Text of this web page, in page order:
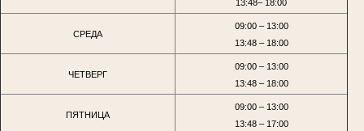
13:48– 18:00
СРЕДА
09:00 – 13:00
13:48 – 18:00
ЧЕТВЕРГ
09:00 – 13:00
13:48 – 18:00
ПЯТНИЦА
09:00 – 13:00
13:48 – 17:00